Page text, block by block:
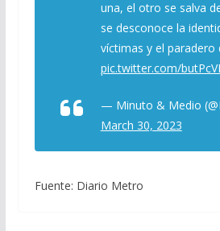
una, el otro se salva
se desconoce la
víctimas y el paradero
pic.twitter.com/
— Minuto & Medio
March 30, 2023
Fuente: Diario Metro